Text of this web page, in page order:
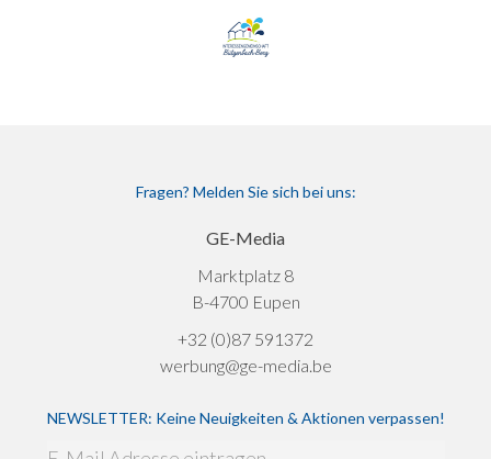
Fragen? Melden Sie sich bei uns:
GE-Media
Marktplatz 8
B-4700 Eupen
+32 (0)87 591372
werbung@ge-media.be
NEWSLETTER: Keine Neuigkeiten & Aktionen verpassen!